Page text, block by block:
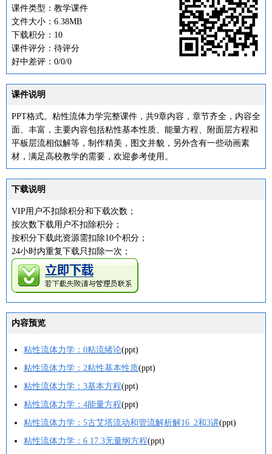
课件类型：教学课件
文件大小：6.38MB
下载积分：10
课件评分：待评分
好中差评：0/0/0
课件说明
PPT格式。粘性流体力学完整课件，共9章内容，章节齐全，内容全
面、丰富，主要内容包括粘性基本性质、能量方程、附面层方程和
平板层流相似解等，制作精美，图文并貌，另外含有一些动画素
材，满足高校教学的需要，欢迎参考使用。
下载说明
VIP用户不扣除积分和下载次数；
按次数下载用户不扣除积分；
按积分下载此资源需扣除10个积分；
24小时内重复下载只扣除一次；
内容预览
粘性流体力学：0粘流绪论(ppt)
粘性流体力学：2粘性基本性质(ppt)
粘性流体力学：3基本方程(ppt)
粘性流体力学：4能量方程(ppt)
粘性流体力学：5古艾塔流动和管流解析解16_2和3讲(ppt)
粘性流体力学：6 17.3无量纲方程(ppt)